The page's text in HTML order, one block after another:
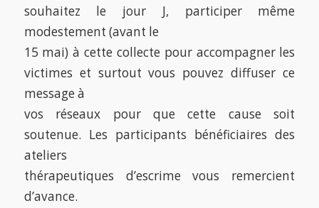
souhaitez le jour J, participer même
modestement (avant le
15 mai) à cette collecte pour accompagner les
victimes et surtout vous pouvez diffuser ce
message à
vos réseaux pour que cette cause soit
soutenue. Les participants bénéficiaires des
ateliers
thérapeutiques d’escrime vous remercient
d’avance.